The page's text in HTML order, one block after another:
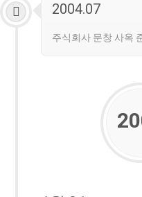
2004.07
주식회사 문창 사옥